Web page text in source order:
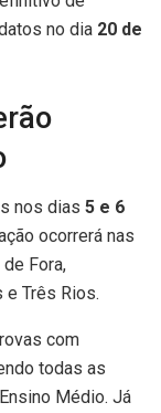
no dia 20 de
nos dias 5 e 6
ocorrerá nas
Fora,
e Três Rios.
com
todas as
Médio. Já